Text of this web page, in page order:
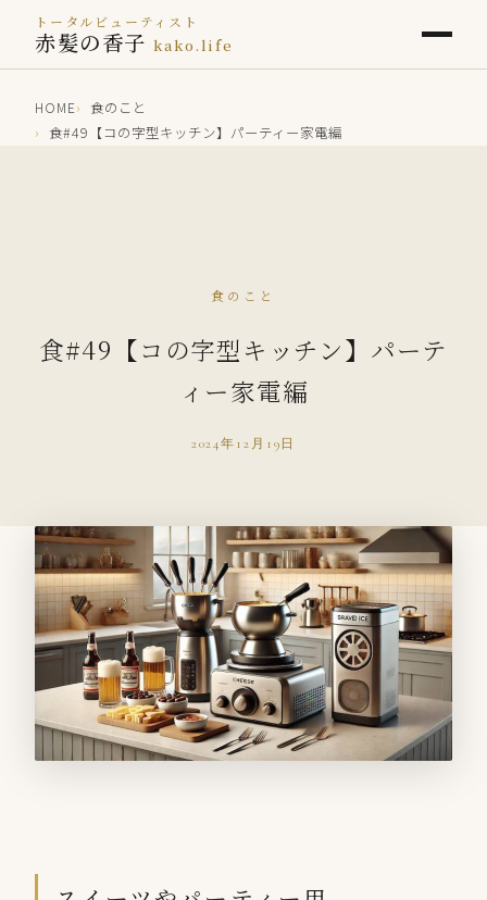
トータルビューティスト
赤髪の香子kako.life
HOME
食のこと
食#49【コの字型キッチン】パーティー家電編
食のこと
食#49【コの字型キッチン】パーテ
ィー家電編
2024年12月19日